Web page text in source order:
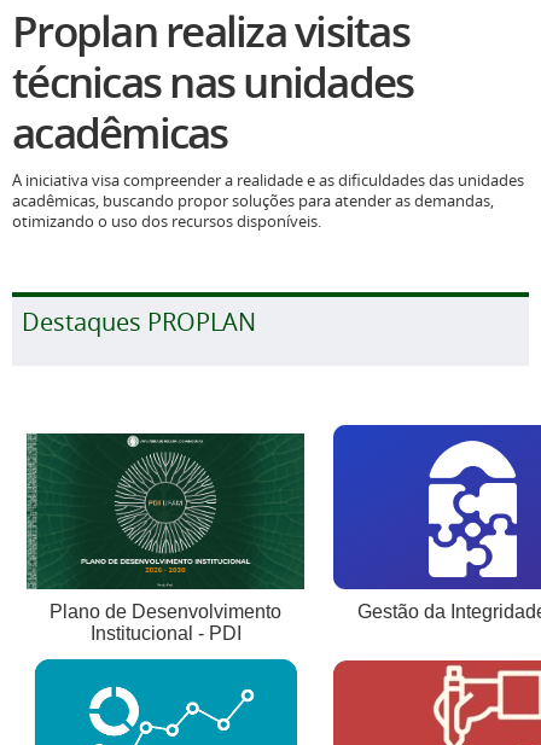
Proplan realiza visitas
técnicas nas unidades
acadêmicas
A iniciativa visa compreender a realidade e as dificuldades das unidades
acadêmicas, buscando propor soluções para atender as demandas,
otimizando o uso dos recursos disponíveis.
Destaques PROPLAN
Plano de Desenvolvimento
Institucional - PDI
Gestão da